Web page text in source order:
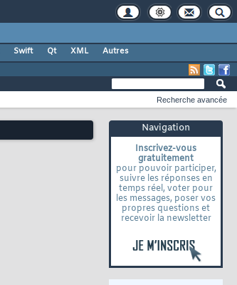
Swift Qt XML
Autres
Navigation
Inscrivez-vous
gratuitement
pour pouvoir participer,
suivre les réponses en
temps réel, voter pour
les messages, poser vos
propres questions et
recevoir la newsletter
Recherche avancée